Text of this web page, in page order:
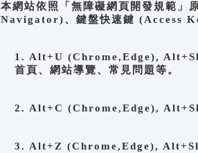
本網站依照「無障礙網頁開發規範
Navigator)、鍵盤快速鍵 (Access
1. Alt+U (Chrome,Edge),
首頁、網站導覽、常見問題等。
2. Alt+C (Chrome,Edge),
3. Alt+Z (Chrome,Edge),